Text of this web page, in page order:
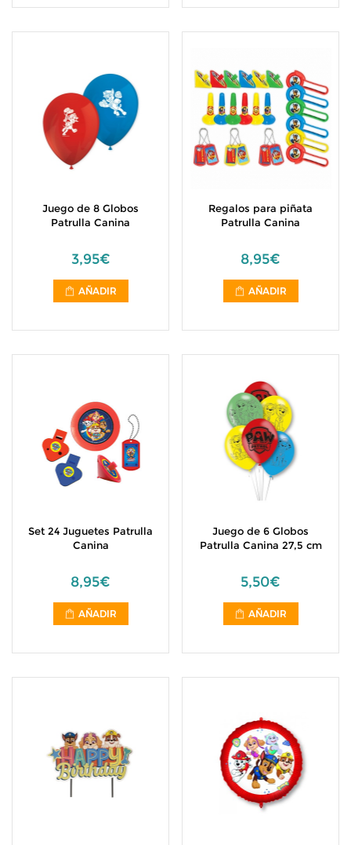
Juego de 8 Globos
Patrulla Canina
3,95€
AÑADIR
Regalos para piñata
Patrulla Canina
8,95€
AÑADIR
Set 24 Juguetes Patrulla
Canina
8,95€
AÑADIR
Juego de 6 Globos
Patrulla Canina 27,5 cm
5,50€
AÑADIR